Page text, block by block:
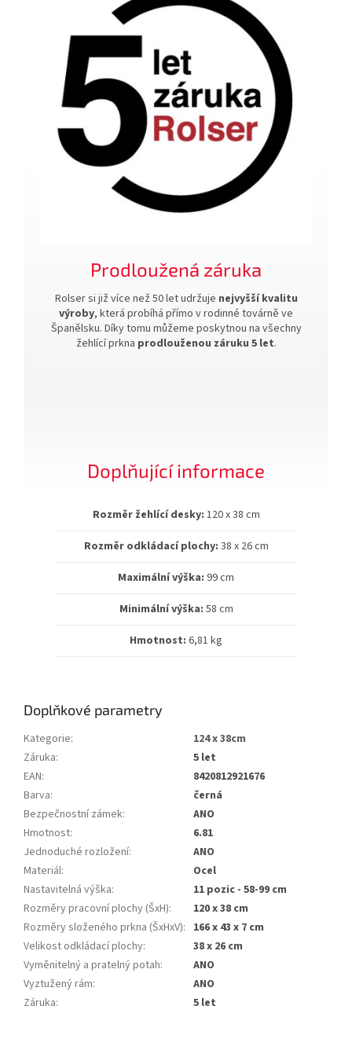
Prodloužená záruka
Rolser si již více než 50 let udržuje nejvyšší kvalitu
výroby, která probíhá přímo v rodinné továrně ve
Španělsku. Díky tomu můžeme poskytnou na všechny
žehlící prkna prodlouženou záruku 5 let.
Doplňující informace
Rozměr žehlící desky: 120 x 38 cm
Rozměr odkládací plochy: 38 x 26 cm
Maximální výška: 99 cm
Minimální výška: 58 cm
Hmotnost: 6,81 kg
Doplňkové parametry
Kategorie:
124 x 38cm
Záruka:
5 let
EAN:
8420812921676
Barva:
černá
Bezpečnostní zámek:
ANO
Hmotnost:
6.81
Jednoduché rozložení:
ANO
Materiál:
Ocel
Nastavitelná výška:
11 pozic - 58-99 cm
Rozměry pracovní plochy (ŠxH):
120 x 38 cm
Rozměry složeného prkna (ŠxHxV): 166 x 43 x 7 cm
Velikost odkládací plochy:
38 x 26 cm
Vyměnitelný a pratelný potah:
ANO
Vyztužený rám:
ANO
Záruka: 5 let